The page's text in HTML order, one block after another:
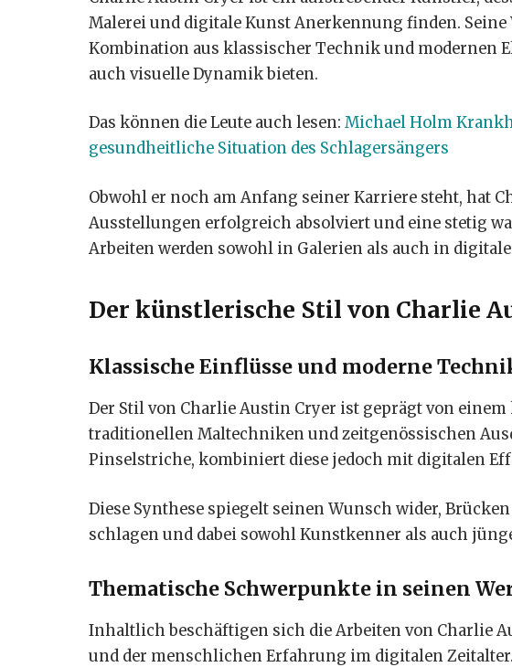
Malerei und digitale Kunst Anerkennung finden.
Kombination aus klassischer Technik und modernen
auch visuelle Dynamik bieten.
Das können die Leute auch lesen: Michael Holm
gesundheitliche Situation des Schlagersängers
Obwohl er noch am Anfang seiner Karriere steht, hat
Ausstellungen erfolgreich absolviert und eine stetig
Arbeiten werden sowohl in Galerien als auch in
Der künstlerische Stil von Charlie
Klassische Einflüsse und moderne
Der Stil von Charlie Austin Cryer ist geprägt von
traditionellen Maltechniken und zeitgenössischen
Pinselstriche, kombiniert diese jedoch mit digitalen
Diese Synthese spiegelt seinen Wunsch wider,
schlagen und dabei sowohl Kunstkenner als auch
Thematische Schwerpunkte in seinen
Inhaltlich beschäftigen sich die Arbeiten von Charlie
und der menschlichen Erfahrung im digitalen